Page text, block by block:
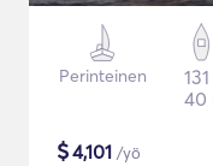
Perinteinen
40
$4,101 /yö